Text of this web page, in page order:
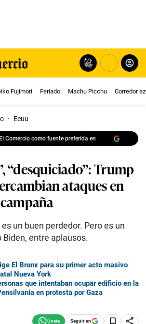
Fujimori Feriado Machu Picchu Corredor
· Eeuu
Comercio como fuente preferida en
“desquiciado”: Trump
ataques en
un buen perdedor. Pero es un
Biden, entre aplausos.
El Bronx para su primer acto masivo
Nueva York
que intentaban ocupar edificio en la
en protesta por Gaza
Seguir en